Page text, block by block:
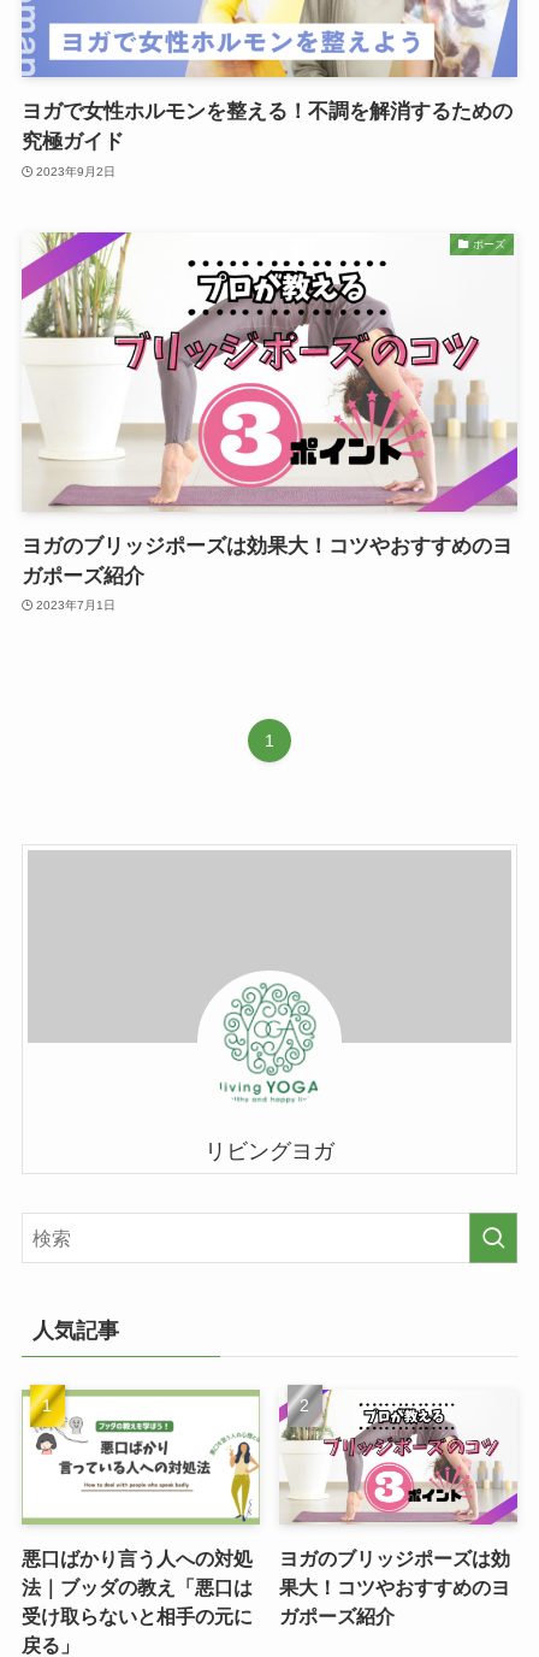
ヨガで女性ホルモンを整える！不調を解消するための
究極ガイド
2023年9月2日
ポーズ
ヨガのブリッジポーズは効果大！コツやおすすめのヨ
ガポーズ紹介
2023年7月1日
1
リビングヨガ
人気記事
悪口ばかり言う人への対処
法｜ブッダの教え「悪口は
受け取らないと相手の元に
戻る」
ヨガのブリッジポーズは効
果大！コツやおすすめのヨ
ガポーズ紹介